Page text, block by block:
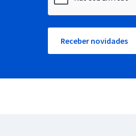
Receber novidades